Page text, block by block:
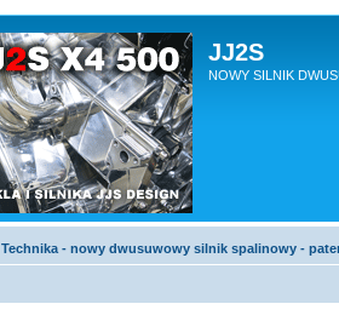
JJ2S
NOWY SILNIK
Technika - nowy dwusuwowy silnik spalinowy -